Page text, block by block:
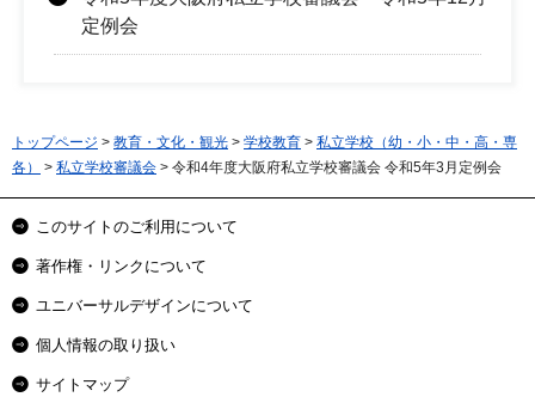
定例会
トップページ > 教育・文化・観光 > 学校教育 > 私立学校（幼・小・中・高・専
各）
> 私立学校審議会 > 令和4年度大阪府私立学校審議会 令和5年3月定例会
このサイトのご利用について
著作権・リンクについて
ユニバーサルデザインについて
個人情報の取り扱い
サイトマップ